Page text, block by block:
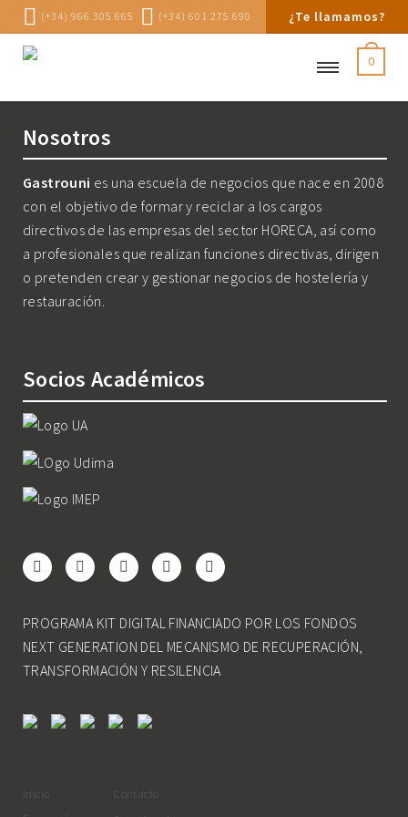
(+34) 966 305 665 (+34) 601 275 690 ¿Te llamamos?
0
Nosotros
Gastrouni es una escuela de negocios que nace en 2008
con el objetivo de formar y reciclar a los cargos
directivos de las empresas del sector HORECA, así como
a profesionales que realizan funciones directivas, dirigen
o pretenden crear y gestionar negocios de hostelería y
restauración.
Socios Académicos
PROGRAMA KIT DIGITAL FINANCIADO POR LOS FONDOS
NEXT GENERATION DEL MECANISMO DE RECUPERACIÓN,
TRANSFORMACIÓN Y RESILENCIA
Inicio
Contacto